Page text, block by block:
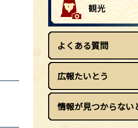
よくある質問
広報たいとう
情報が見つからない